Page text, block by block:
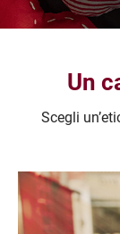
Un
Scegli